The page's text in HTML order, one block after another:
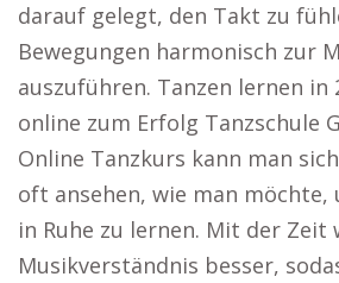
darauf gelegt, den Takt zu
Bewegungen harmonisch zur
auszuführen. Tanzen lernen in
online zum Erfolg Tanzschule
Online Tanzkurs kann man
oft ansehen, wie man möchte,
in Ruhe zu lernen. Mit der Zeit
Musikverständnis besser,